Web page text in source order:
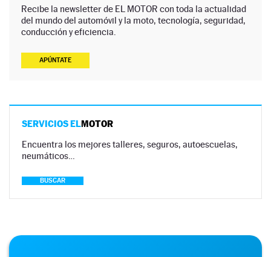
Recibe la newsletter de EL MOTOR con toda la actualidad
del mundo del automóvil y la moto, tecnología, seguridad,
conducción y eficiencia.
APÚNTATE
SERVICIOS ELMOTOR
Encuentra los mejores talleres, seguros, autoescuelas,
neumáticos…
BUSCAR